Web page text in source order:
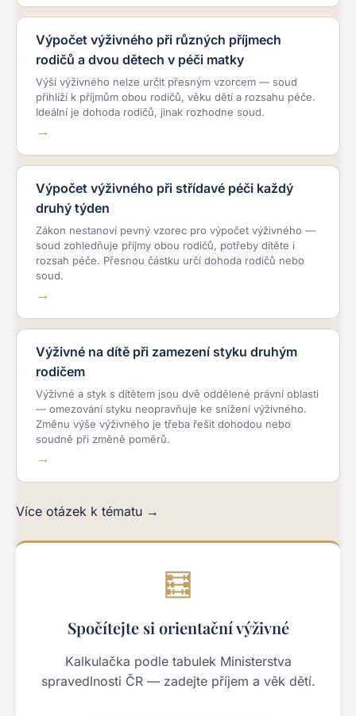
Výpočet výživného při různých příjmech
rodičů a dvou dětech v péči matky
Výši výživného nelze určit přesným vzorcem — soud
přihlíží k příjmům obou rodičů, věku dětí a rozsahu péče.
Ideální je dohoda rodičů, jinak rozhodne soud.
Výpočet výživného při střídavé péči každý
druhý týden
Zákon nestanoví pevný vzorec pro výpočet výživného —
soud zohledňuje příjmy obou rodičů, potřeby dítěte i
rozsah péče. Přesnou částku určí dohoda rodičů nebo
soud.
Výživné na dítě při zamezení styku druhým
rodičem
Výživné a styk s dítětem jsou dvě oddělené právní oblasti
— omezování styku neopravňuje ke snížení výživného.
Změnu výše výživného je třeba řešit dohodou nebo
soudně při změně poměrů.
Více otázek k tématu →
🧮
Spočítejte si orientační výživné
Kalkulačka podle tabulek Ministerstva
spravedlnosti ČR — zadejte příjem a věk dětí.